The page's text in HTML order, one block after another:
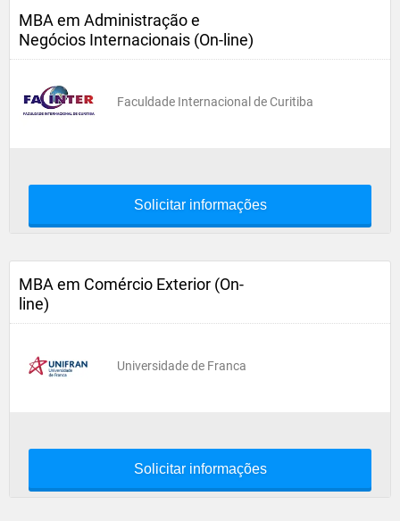
MBA em Administração e
Negócios Internacionais (On-line)
Faculdade Internacional de Curitiba
Solicitar informações
MBA em Comércio Exterior (On-
line)
Universidade de Franca
Solicitar informações